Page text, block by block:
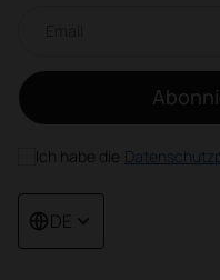
Ich habe die
DE